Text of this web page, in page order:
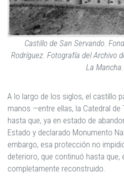
Castillo de San Servando.
Rodríguez. Fotografía del Archivo
La Mancha.
A lo largo de los siglos, el castillo
manos —entre ellas, la Catedral de
hasta que, ya en estado de
Estado y declarado Monumento
embargo, esa protección no
deterioro, que continuó hasta que,
completamente reconstruido.